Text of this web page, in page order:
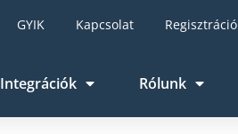
GYIK Kapcsolat Regisztráció
Integrációk Rólunk